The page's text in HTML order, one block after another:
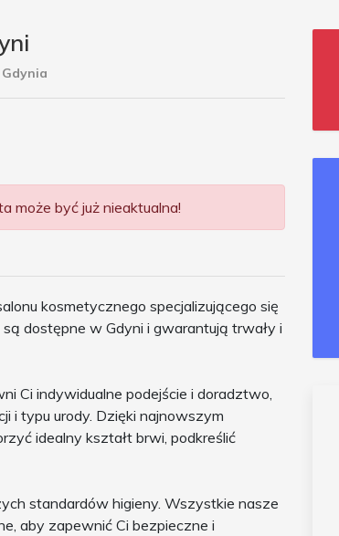
Gdynia
może być już nieaktualna!
kosmetycznego specjalizującego się
dostępne w Gdyni i gwarantują trwały i
Ci indywidualne podejście i doradztwo,
i typu urody. Dzięki najnowszym
idealny kształt brwi, podkreślić
standardów higieny. Wszystkie nasze
aby zapewnić Ci bezpieczne i